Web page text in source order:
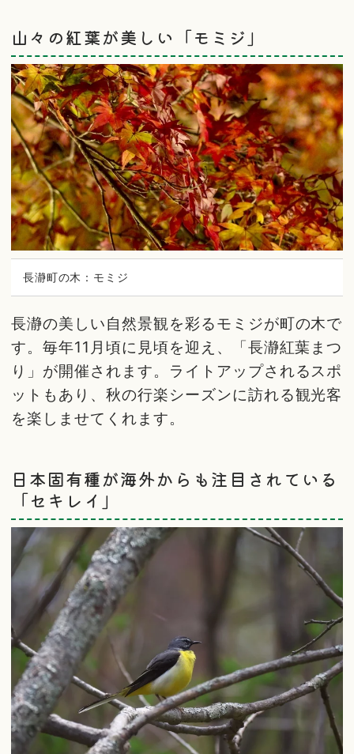
山々の紅葉が美しい「モミジ」
長瀞町の木：モミジ
長瀞の美しい自然景観を彩るモミジが町の木で
す。毎年11月頃に見頃を迎え、「長瀞紅葉まつ
り」が開催されます。ライトアップされるスポ
ットもあり、秋の行楽シーズンに訪れる観光客
を楽しませてくれます。
日本固有種が海外からも注目されている
「セキレイ」